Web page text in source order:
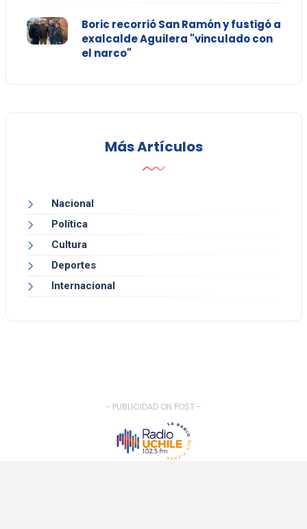
Boric recorrió San Ramón y fustigó a
exalcalde Aguilera "vinculado con
el narco"
Más Artículos
Nacional
Política
Cultura
Deportes
Internacional
- PUBLICIDAD ON POST -